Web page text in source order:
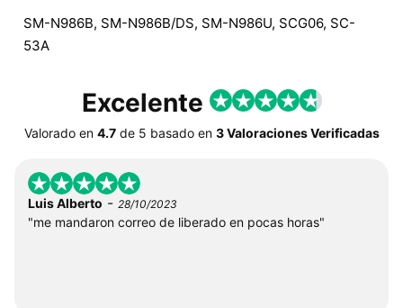
SM-N986B, SM-N986B/DS, SM-N986U, SCG06, SC-
53A
Excelente
Valorado en 4.7de 5 basado en 3 Valoraciones Verificadas
Luis Alberto - 28/10/2023
"me mandaron correo de liberado en pocas horas"